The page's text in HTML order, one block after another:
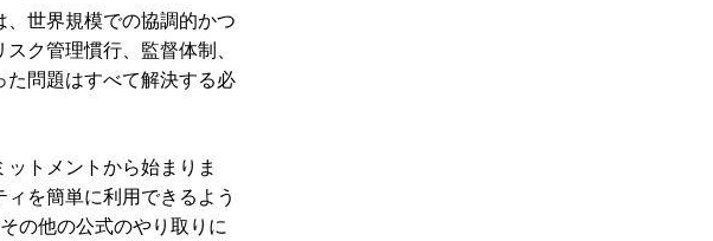
世界規模での協調的かつ
ク管理慣行、監督体制、
問題はすべて解決する必
トメントから始まりま
を簡単に利用できるよう
の他の公式のやり取りに